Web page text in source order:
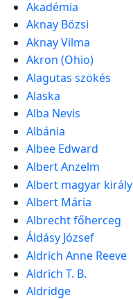
Akadémia
Aknay Bözsi
Aknay Vilma
Akron (Ohio)
Alagutas szökés
Alaska
Alba Nevis
Albánia
Albee Edward
Albert Anzelm
Albert magyar király
Albert Mária
Albrecht főherceg
Áldásy József
Aldrich Anne Reeve
Aldrich T. B.
Aldridge